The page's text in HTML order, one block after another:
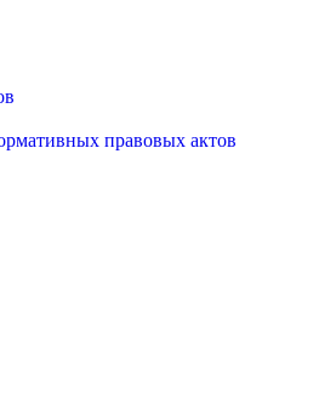
правовых актов